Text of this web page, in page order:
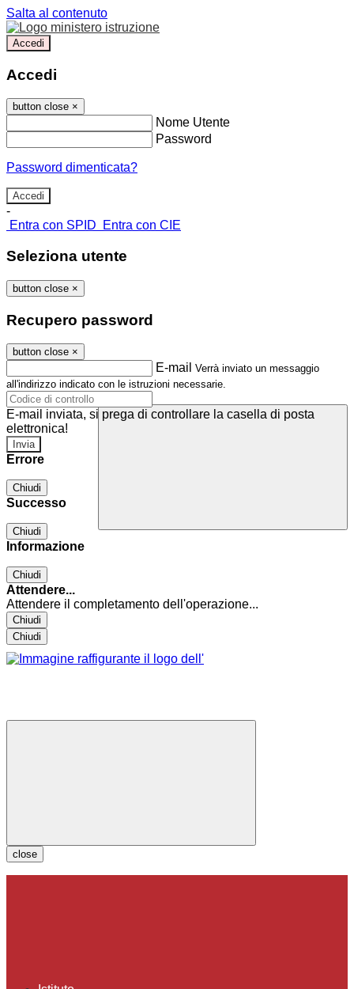
Salta al contenuto
Accedi
Accedi
button close ×
Nome Utente
Password
Password dimenticata?
-
Entra con SPID
Entra con CIE
Seleziona utente
button close ×
Recupero password
button close ×
E-mail Verrà inviato un messaggio
all'indirizzo indicato con le istruzioni necessarie.
E-mail inviata, si prega di controllare la casella di posta
elettronica!
Errore
Chiudi
Successo
Chiudi
Informazione
Chiudi
Attendere...
Attendere il completamento dell'operazione...
Chiudi
Chiudi
close